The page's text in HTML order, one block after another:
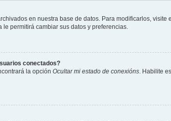
en nuestra base de datos. Para modificarlos,
permitirá cambiar sus datos y preferencias.
conectados?
la opción Ocultar mi estado de conexións. Habilite